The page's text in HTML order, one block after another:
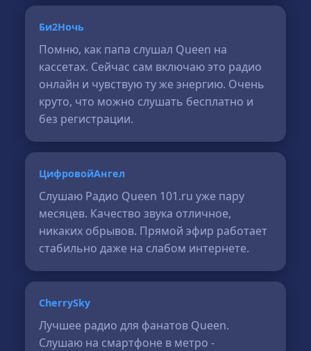
Би2Ночь
Помню, как папа слушал Queen на
кассетах. Сейчас сам включаю это радио
онлайн и чувствую ту же энергию. Очень
круто, что можно слушать бесплатно и
без регистрации.
ЦифровойАнгел
Слушаю Радио Queen 101.ru уже пару
месяцев. Качество звука отличное,
никаких обрывов. Прямой эфир работает
стабильно даже на слабом интернете.
CherrySky
Лучшее радио для фанатов Queen.
Слушаю на смартфоне в метро -